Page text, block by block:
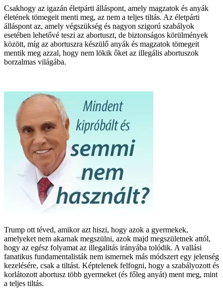
Csakhogy az igazán életpárti álláspont, amely magzatok és anyák
életének tömegeit menti meg, az nem a teljes tiltás. Az életpárti
álláspont az, amely végszükség és nagyon szigorú szabályok
esetében lehetővé teszi az abortuszt, de biztonságos körülmények
között, míg az abortuszra készülő anyák és magzatok tömegeit
mentik meg azzal, hogy nem lökik őket az illegális abortuszok
borzalmas világába.
Trump ott téved, amikor azt hiszi, hogy azok a gyermekek,
amelyeket nem akarnak megszülni, azok majd megszületnek attól,
hogy az egész folyamat az illegalitás irányába tolódik. A vallási
fanatikus fundamentalisták nem ismernek más módszert egy jelenség
kezelésére, csak a tiltást. Képtelenek felfogni, hogy a szabályozott és
korlátozott abortusz több gyermeket (és főleg anyát) ment meg, mint
a teljes tiltás.